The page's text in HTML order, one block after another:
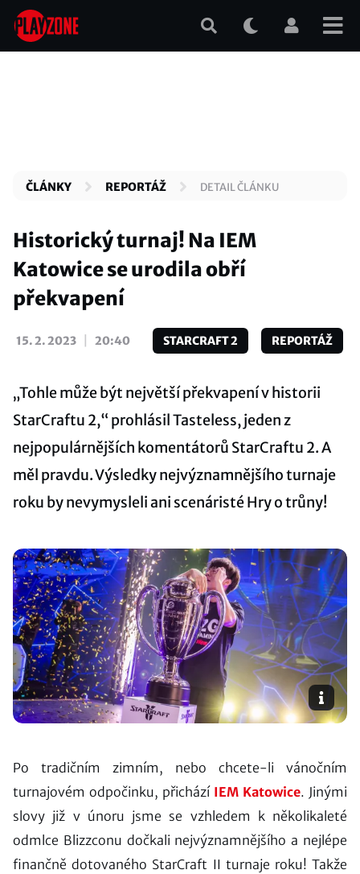
Přejít
hlavnímu
ČLÁNKY REPORTÁŽ DETAIL ČLÁNKU
Historický turnaj! Na IEM
Katowice se urodila obří
překvapení
15. 2. 2023 20:40 STARCRAFT 2 REPORTÁŽ
„Tohle může být největší překvapení v historii
StarCraftu 2,“ prohlásil Tasteless, jeden z
nejpopulárnějších komentátorů StarCraftu 2. A
měl pravdu. Výsledky nejvýznamnějšího turnaje
roku by nevymysleli ani scenáristé Hry o trůny!
Po tradičním zimním, nebo chcete-li vánočním
turnajovém odpočinku, přichází IEM Katowice. Jinými
slovy již v únoru jsme se vzhledem k několikaleté
odmlce Blizzconu dočkali nejvýznamnějšího a nejlépe
finančně dotovaného StarCraft II turnaje roku! Takže